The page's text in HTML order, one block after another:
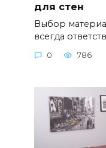
для стен
Выбор
всегда
0 786